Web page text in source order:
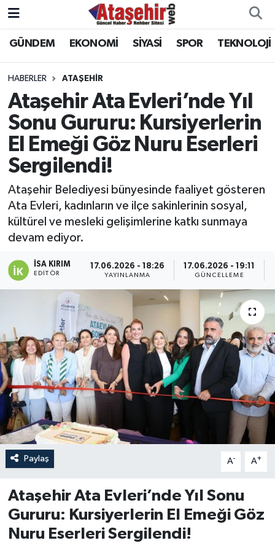
GÜNDEM EKONOMİ SİYASİ SPOR TEKNOLOJİ
HABERLER ATAŞEHİR
Ataşehir Ata Evleri’nde Yıl
Sonu Gururu: Kursiyerlerin
El Emeği Göz Nuru Eserleri
Sergilendi!
Ataşehir Belediyesi bünyesinde faaliyet gösteren
Ata Evleri, kadınların ve ilçe sakinlerinin sosyal,
kültürel ve mesleki gelişimlerine katkı sunmaya
devam ediyor.
İSA KIRIM
EDITÖR
17.06.2026 - 18:26
YAYINLANMA
17.06.2026 - 19:11
GÜNCELLEME
Paylaş A- A+
Ataşehir Ata Evleri’nde Yıl Sonu
Gururu: Kursiyerlerin El Emeği Göz
Nuru Eserleri Sergilendi!
Hava Durumu
Trafik Durumu
Süper Lig Puan Durumu ve Fikstür
Tüm Manşetler
Son Dakika Haberleri
Haber Arşivi